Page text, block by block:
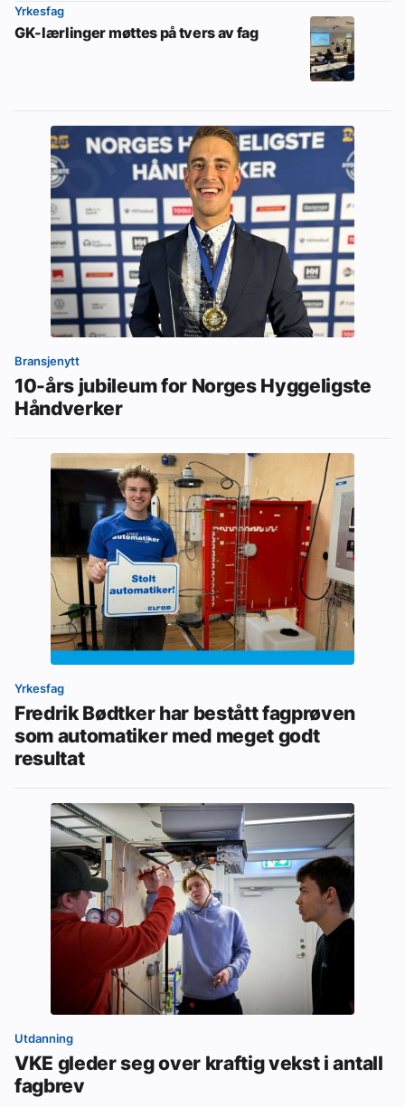
Yrkesfag
GK-lærlinger møttes på tvers av fag
Bransjenytt
10-års jubileum for Norges Hyggeligste
Håndverker
Yrkesfag
Fredrik Bødtker har bestått fagprøven
som automatiker med meget godt
resultat
Utdanning
VKE gleder seg over kraftig vekst i antall
fagbrev